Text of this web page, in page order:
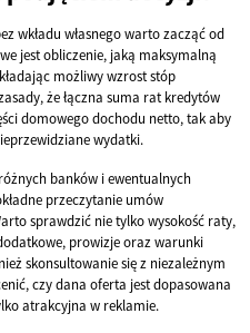
wkładu własnego warto zacząć od
jest obliczenie, jaką maksymalną
możliwy wzrost stóp
że łączna suma rat kredytów
domowego dochodu netto, tak aby
wydatki.
banków i ewentualnych
przeczytanie umów
sprawdzić nie tylko wysokość raty,
prowizje oraz warunki
skonsultowanie się z niezależnym
czy dana oferta jest dopasowana
atrakcyjna w reklamie.